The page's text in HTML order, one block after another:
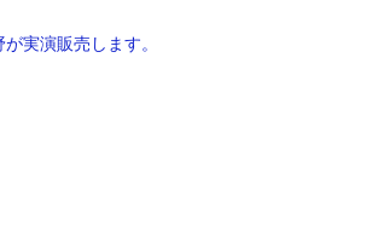
実演販売します。